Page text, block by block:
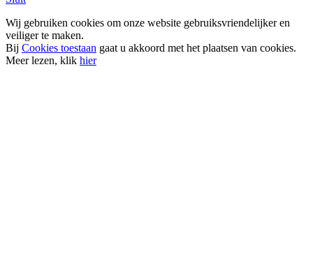
Wij gebruiken cookies om onze website gebruiksvriendelijker en
veiliger te maken.
Bij Cookies toestaan gaat u akkoord met het plaatsen van cookies.
Meer lezen, klik hier